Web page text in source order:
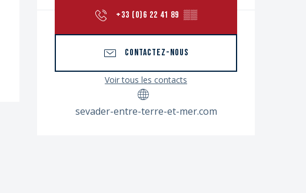
+33 (0)6 22 41 89 ▒▒
CONTACTEZ-NOUS
Voir tous les contacts
sevader-entre-terre-et-mer.com